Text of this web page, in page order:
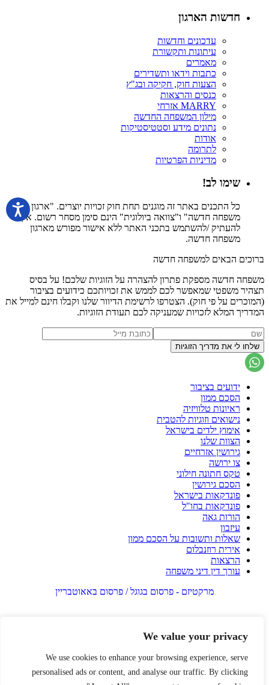
We value your privacy
We use cookies to enhance your browsing experience, serve
personalised ads or content, and analyse our traffic. By clicking
חדשות הארגון
עדכונים וחדשות
עיתונות ותקשורת
מאמרים
כתבות וידאו ותשדירים
הצעות חוק, חקיקה ובג"ץ
כנסים והרצאות
MARRY אזרחי
מילון המשפחה החדשה
נתונים מידע וסטטיסטיקות
אודות
לתרומה
מדיניות הפרטיות
שימו לב!
כל התכנים באתר זה מוגנים תחת חוק זכויות יוצרים. "ארגון
משפחה חדשה" ו"צוואה ביולוגית" הינם סימן מסחר רשום. אין
להעתיק /להשתמש בתכני האתר ללא אישור מפורש מארגון
משפחה חדשה.
ברוכים הבאים למשפחה חדשה
משפחה חדשה מספקת פתרון להצהרה על הזוגיות שלכם! על בסיס
תצהיר משפטי שמאפשר לכם לממש את זכויותכם כידועים בציבור
(המוכרים על פי חוק). הצטרפו לרשימת הדיוור שלנו וקבלו חינם למייל את
המדריך המלא לזכויות שמעניקה לכם תעודת הזוגיות.
ידועים בציבור
הסכם ממון
ראיונות טלוויזיה
נישואים וזוגיות להטבית
אימוץ ילדים בישראל
הצוות שלנו
גירושין אזרחיים
צו ירושה
טקס חתונה חילוני
הסכם גירושין
פונדקאות בישראל
פונדקאות בחו"ל
הורות גאה
עיזבון
שאלות ותשובות על הסכם ממון
אירית רוזנבלום
הרצאות
עורך דין דיני משפחה
מרקטיזם - פרסום בגוגל / פרסום באאוטבריין